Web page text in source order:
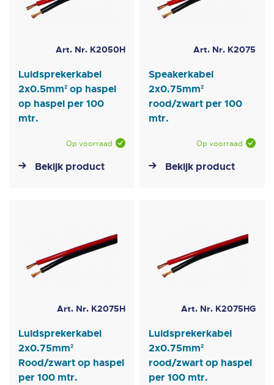
Art. Nr. K2050H
Luidsprekerkabel
2x0.5mm² op haspel
op haspel per 100
mtr.
Op voorraad
Bekijk product
Art. Nr. K2075
Speakerkabel
2x0.75mm²
rood/zwart per 100
mtr.
Op voorraad
Bekijk product
Art. Nr. K2075H
Luidsprekerkabel
2x0.75mm²
Rood/zwart op haspel
per 100 mtr.
Art. Nr. K2075HG
Luidsprekerkabel
2x0.75mm²
rood/zwart op haspel
per 100 mtr.